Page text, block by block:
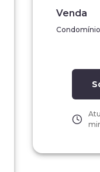
Venda
Condomínio